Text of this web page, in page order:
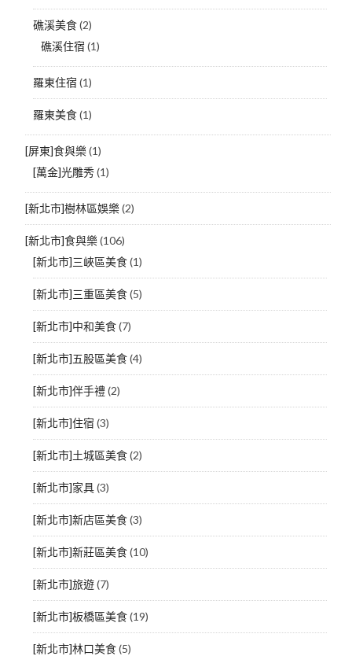
礁溪美食(2)
礁溪住宿 (1)
羅東住宿 (1)
羅東美食(1)
[屏東]食與樂(1)
[萬金]光雕秀(1)
[新北市]樹林區娛樂(2)
[新北市]食與樂(106)
[新北市]三峽區美食(1)
[新北市]三重區美食(5)
[新北市]中和美食(7)
[新北市]五股區美食(4)
[新北市]伴手禮(2)
[新北市]住宿 (3)
[新北市]土城區美食(2)
[新北市]家具(3)
[新北市]新店區美食(3)
[新北市]新莊區美食(10)
[新北市]旅遊(7)
[新北市]板橋區美食(19)
[新北市]林口美食(5)